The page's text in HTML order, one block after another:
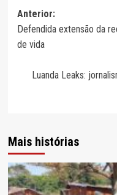
Navegação
de
Anterior:
Defendida extensão da
de vida
Luanda Leaks:
Mais histórias